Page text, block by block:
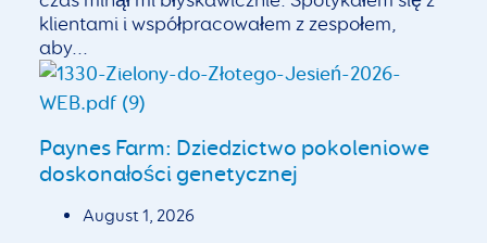
klientami i współpracowałem z zespołem,
aby...
Paynes Farm: Dziedzictwo pokoleniowe
doskonałości genetycznej
August 1, 2026